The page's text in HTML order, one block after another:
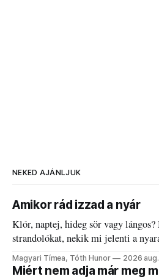
NEKED AJÁNLJUK
Amikor rád izzad a nyár
Klór, naptej, hideg sör vagy
strandolókat, nekik mi jelenti a
kánikulát.
Magyari Tímea, Tóth Hunor 2026
Miért nem adja már meg